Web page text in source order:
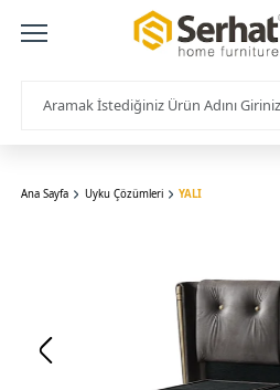
Ana Sayfa Uyku Çözümleri YALI